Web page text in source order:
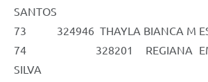
SANTOS
73 324946 THAYLA BIANCA M
74 328201 REGIANA
SILVA